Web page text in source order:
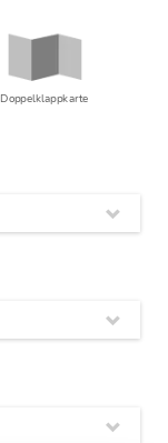
Doppelklapp­karte